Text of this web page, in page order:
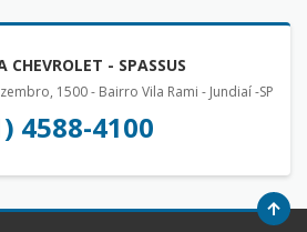
CHEVROLET - SPASSUS
1500 - Bairro Vila Rami - Jundiaí -SP
4588-4100